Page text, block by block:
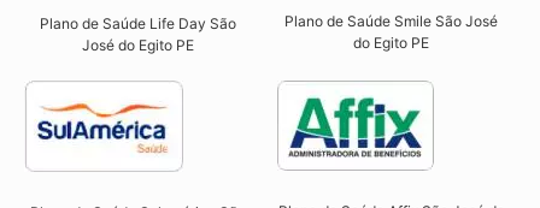
Plano de Saúde Life Day São
José do Egito PE
Plano de Saúde Smile São José
do Egito PE​